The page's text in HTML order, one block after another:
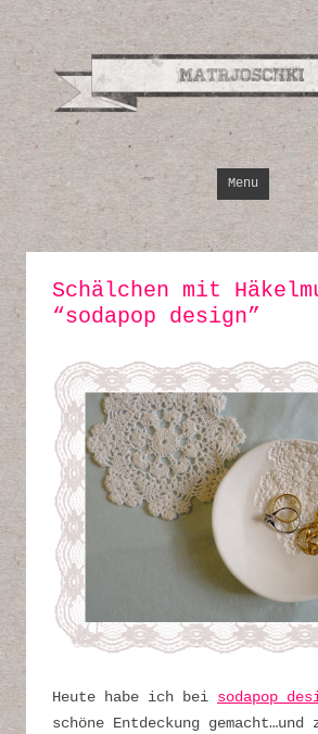
Menu Skip
Schälchen mit
“sodapop design”
Heute habe ich bei sodapop
schöne Entdeckung